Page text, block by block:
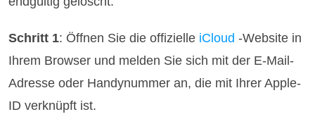
Schritt 1: Öffnen Sie die offizielle iCloud -Website in
Ihrem Browser und melden Sie sich mit der E-Mail-
Adresse oder Handynummer an, die mit Ihrer Apple-
ID verknüpft ist.